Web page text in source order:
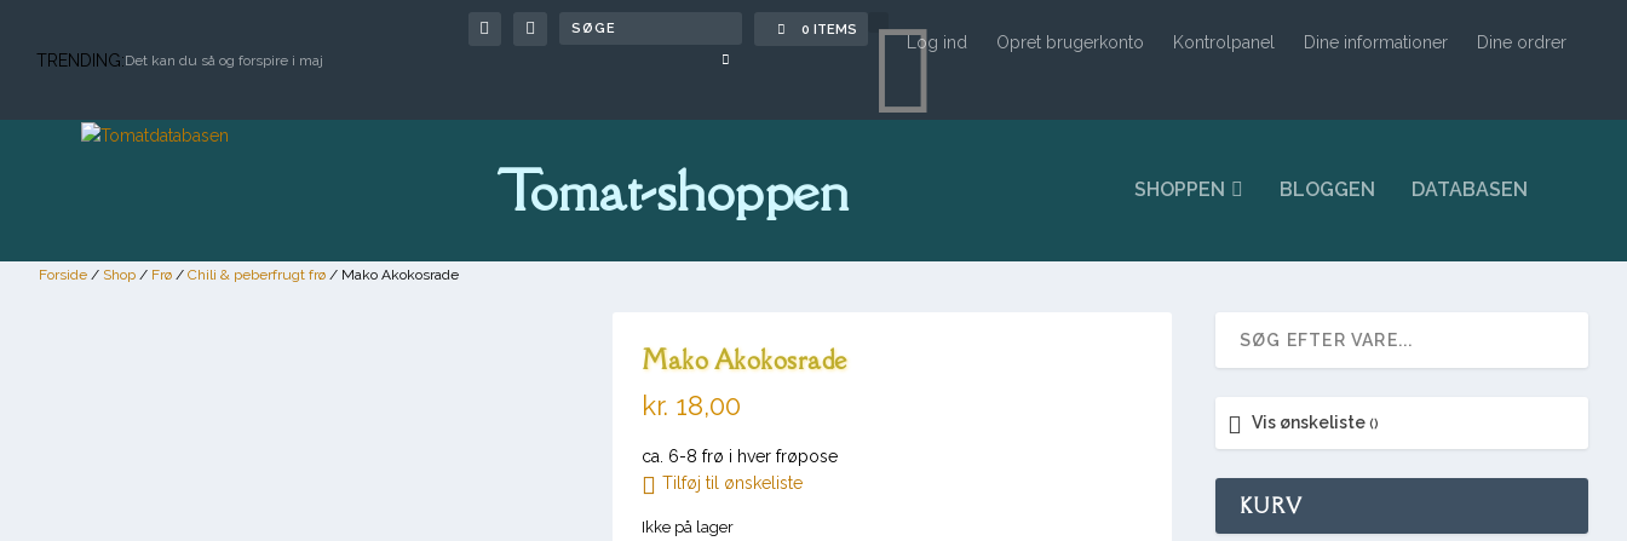
TRENDING:Det kan du så og forspire i maj
0 ITEMS Log ind Opret brugerkonto Kontrolpanel Dine informationer Dine ordrer
Tomat-shoppen SHOPPEN BLOGGEN DATABASEN
Forside / Shop / Frø / Chili & peberfrugt frø / Mako Akokosrade
Mako Akokosrade
kr. 18,00
ca. 6-8 frø i hver frøpose
Tilføj til ønskeliste
Ikke på lager
Vis ønskeliste
KURV